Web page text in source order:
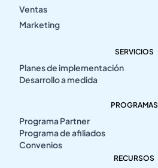
Ventas
Marketing
SERVICIOS
Planes de implementación
Desarrollo a medida
PROGRAMAS
Programa Partner
Programa de afiliados
Convenios
RECURSOS